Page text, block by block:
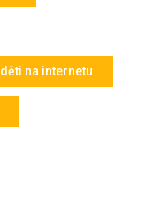
děti na internetu